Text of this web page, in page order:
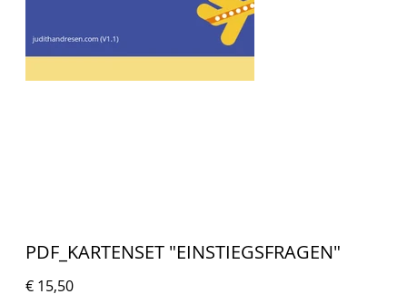
PDF_KARTENSET "EINSTIEGSFRAGEN"
Preis
€ 15,50